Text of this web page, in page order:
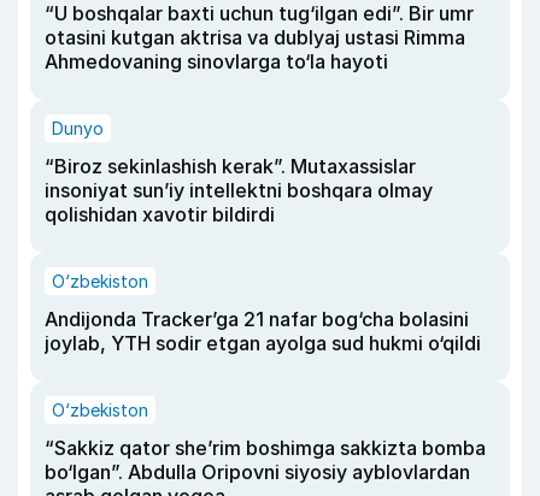
“U boshqalar baxti uchun tug‘ilgan edi”. Bir umr
otasini kutgan aktrisa va dublyaj ustasi Rimma
Ahmedovaning sinovlarga to‘la hayoti
Dunyo
“Biroz sekinlashish kerak”. Mutaxassislar
insoniyat sun’iy intellektni boshqara olmay
qolishidan xavotir bildirdi
O‘zbekiston
Andijonda Tracker’ga 21 nafar bog‘cha bolasini
joylab, YTH sodir etgan ayolga sud hukmi o‘qildi
O‘zbekiston
“Sakkiz qator she’rim boshimga sakkizta bomba
bo‘lgan”. Abdulla Oripovni siyosiy ayblovlardan